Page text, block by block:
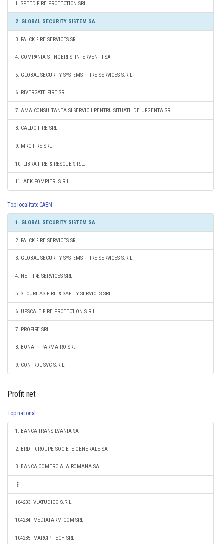
1. SPEED FIRE PROTECTION SRL
2. GLOBAL SECURITY SISTEM SA
3. FALCK FIRE SERVICES SRL
4. COMPANIA STINGERI SI INTERVENTII SA
5. GLOBAL SECURITY SYSTEMS - FIRE SERVICES S.R.L.
6. RIVERGATE FIRE SRL
7. AMA CONSULTANTA SI SERVICII PENTRU SITUATII DE URGENTA SRL
8. CALDO FIRE SRL
9. MRC FIRE SRL
10. LIBRA FIRE & RESCUE S.R.L.
11. AEK POMPIERI S.R.L.
Top localitate CAEN
1. GLOBAL SECURITY SISTEM SA
2. FALCK FIRE SERVICES SRL
3. GLOBAL SECURITY SYSTEMS - FIRE SERVICES S.R.L.
4. NEI FIRE SERVICES SRL
5. SECURITAS FIRE & SAFETY SERVICES SRL
6. UPSCALE FIRE PROTECTION S.R.L.
7. PROFIRE SRL
8. BONATTI PARMA RO SRL
9. CONTROL SVC S.R.L.
Profit net
Top national
1. BANCA TRANSILVANIA SA
2. BRD - GROUPE SOCIETE GENERALE SA
3. BANCA COMERCIALA ROMANA SA
104233. VLATUDICO S.R.L.
104234. MEDIAFARM COM SRL
104235. MARCIP TECH SRL